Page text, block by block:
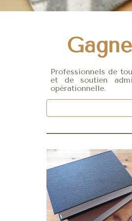
Professionnels de
et de soutien
opérationnelle.